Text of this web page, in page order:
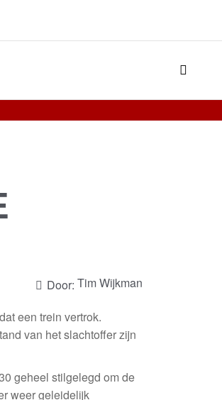
Door: Tim Wijkman
een trein vertrok.
van het slachtoffer zijn
geheel stilgelegd om de
weer geleidelijk